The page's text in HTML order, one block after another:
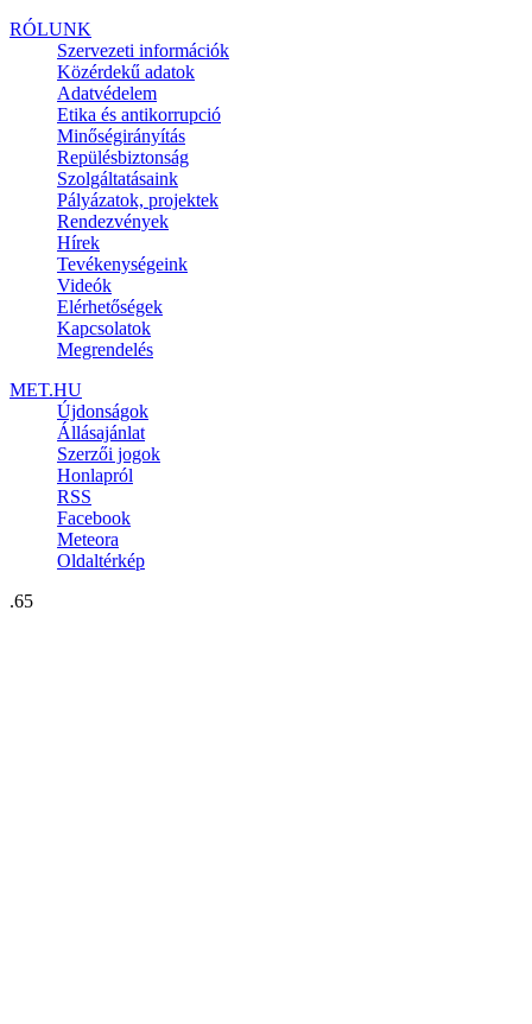
RÓLUNK
Szervezeti információk
Közérdekű adatok
Adatvédelem
Etika és antikorrupció
Minőségirányítás
Repülésbiztonság
Szolgáltatásaink
Pályázatok, projektek
Rendezvények
Hírek
Tevékenységeink
Videók
Elérhetőségek
Kapcsolatok
Megrendelés
MET.HU
Újdonságok
Állásajánlat
Szerzői jogok
Honlapról
RSS
Facebook
Meteora
Oldaltérkép
.65